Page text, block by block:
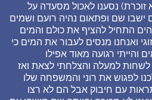
זוכרת) נסענו לאכול מסעדה על
ישבו שם ופתאום נהיה רועם ושמים
התחיל להציף את כולם והמים
ואנחנו מנסים לעבור את המים כי
והייתי רגועה מאוד אפילו
לשחות למעלה והצלחתי לצאת ואז
לפגוש את רוני והמשפחה שלו
עם חיבוק אבל הם לא רצו